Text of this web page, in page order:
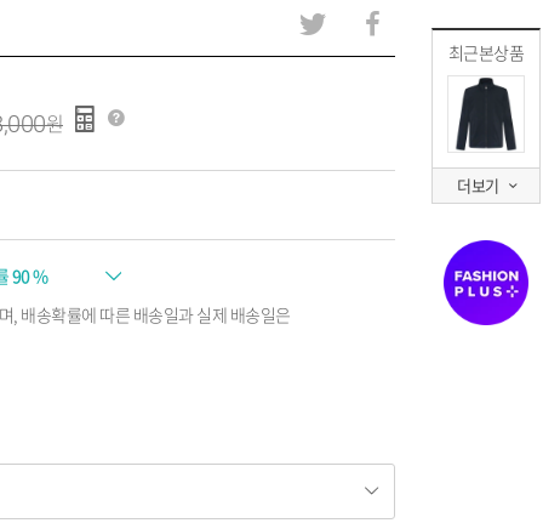
최근본상품
더보기
90 %
, 배송확률에 따른 배송일과 실제 배송일은